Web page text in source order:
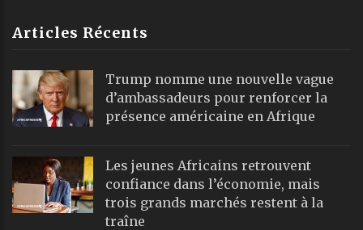
Articles Récents
Trump nomme une nouvelle vague
d’ambassadeurs pour renforcer la
présence américaine en Afrique
Les jeunes Africains retrouvent
confiance dans l’économie, mais
trois grands marchés restent à la
traîne